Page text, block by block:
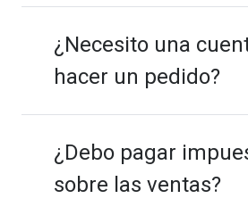
¿Necesito una
hacer un pedido?
¿Debo pagar
sobre las ventas?